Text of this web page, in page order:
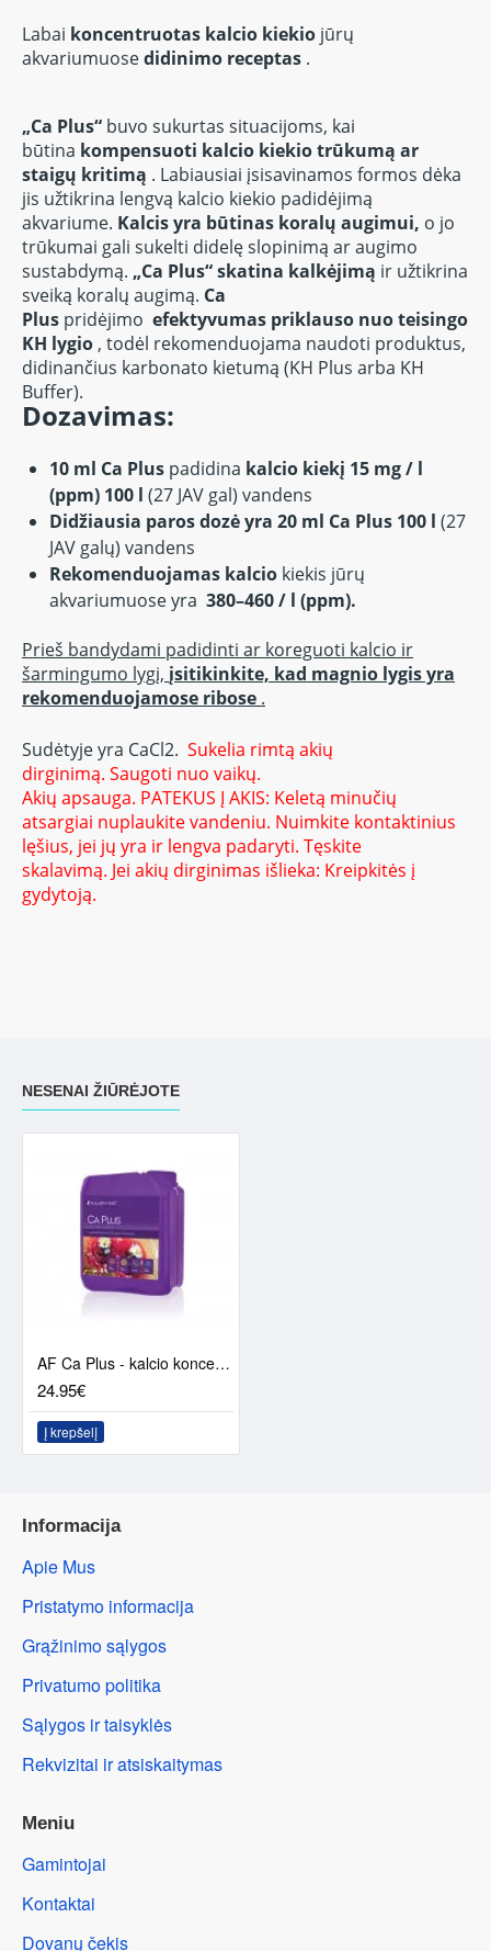
Labai koncentruotas kalcio kiekio jūrų
akvariumuosedidinimo receptas .
„Ca Plus“ buvo sukurtas situacijoms, kai
būtina kompensuoti kalcio kiekio trūkumą ar
staigų kritimą . Labiausiai įsisavinamos formos dėka
jis užtikrina lengvą kalcio kiekio padidėjimą
akvariume. Kalcis yra būtinas koralų augimui, o jo
trūkumai gali sukelti didelę slopinimą ar augimo
sustabdymą. „Ca Plus“ skatina kalkėjimą ir užtikrina
sveiką koralų augimą. Ca
Plus pridėjimo efektyvumas priklauso nuo teisingo
KH lygio , todėl rekomenduojama naudoti produktus,
didinančius karbonato kietumą (KH Plus arba KH
Buffer).
Dozavimas:
10 ml Ca Plus padidina kalcio kiekį 15 mg / l
(ppm) 100 l (27 JAV gal) vandens
Didžiausia paros dozė yra 20 ml Ca Plus 100 l (27
JAV galų) vandens
Rekomenduojamas kalcio kiekis jūrų
akvariumuose yra 380–460 / l (ppm).
Prieš bandydami padidinti ar koreguoti kalcio ir
šarmingumo lygį, įsitikinkite, kad magnio lygis yra
rekomenduojamose ribose .
Sudėtyje yra CaCl2. Sukelia rimtą akių
dirginimą. Saugoti nuo vaikų.
Akių apsauga. PATEKUS Į AKIS: Keletą minučių
atsargiai nuplaukite vandeniu. Nuimkite kontaktinius
lęšius, jei jų yra ir lengva padaryti. Tęskite
skalavimą. Jei akių dirginimas išlieka: Kreipkitės į
gydytoją.
NESENAI ŽIŪRĖJOTE
AF Ca Plus - kalcio koncentruota formulė (2L)
24.95€
Į krepšelį
Informacija
Apie Mus
Pristatymo informacija
Grąžinimo sąlygos
Privatumo politika
Sąlygos ir taisyklės
Rekvizitai ir atsiskaitymas
Meniu
Gamintojai
Kontaktai
Dovanų čekis